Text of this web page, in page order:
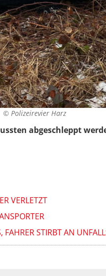
© Polizeirevier Harz
abgeschleppt
VERLETZT
STIRBT AN